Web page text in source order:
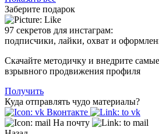
Заберите подарок
97 секретов для инстаграм:
подписчики, лайки, охват и
Скачайте методичку и внедрите
взрывного продвижения профиля
Получить
Куда отправлять чудо материалы?
Вконтакте
На почту